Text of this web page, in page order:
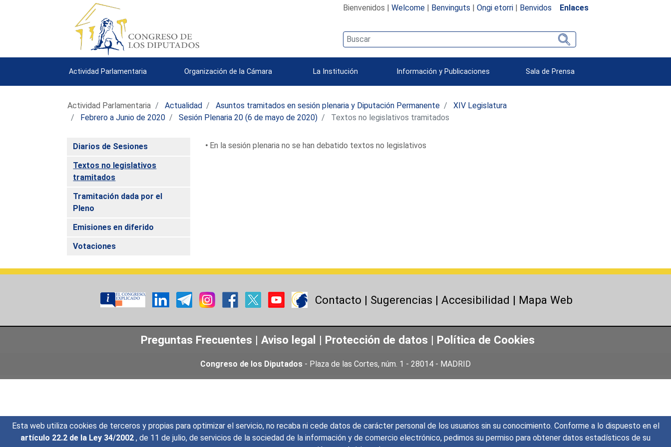
Esta web utiliza cookies de terceros y propias para optimizar el servicio, no recaba ni cede datos de carácter personal de los usuarios sin su conocimiento. Conforme a lo dispuesto en el
artículo 22.2 de la Ley 34/2002 , de 11 de julio, de servicios de la sociedad de la información y de comercio electrónico, pedimos su permiso para obtener datos estadísticos de su
Bienvenidos | Welcome| Benvinguts | Ongi etorri| Benvidos Enlaces
Actividad Parlamentaria Organización de la Cámara La Institución Información y Publicaciones Sala de Prensa
Actividad Parlamentaria Actualidad Asuntos tramitados en sesión plenaria y Diputación Permanente
XIV Legislatura
Febrero a Junio de 2020
Sesión Plenaria 20 (6 de mayo de 2020) Textos no legislativos tramitados
Diarios de Sesiones
Textos no legislativos
tramitados
Tramitación dada por el
Pleno
Emisiones en diferido
Votaciones
En la sesión plenaria no se han debatido textos no legislativos
Contacto | Sugerencias | Accesibilidad | Mapa Web
Preguntas Frecuentes | Aviso legal | Protección de datos | Política de Cookies
Congreso de los Diputados- Plaza de las Cortes, núm. 1 - 28014 - MADRID